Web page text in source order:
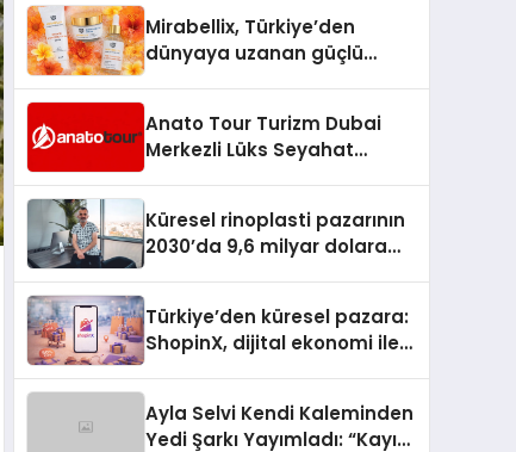
Mirabellix, Türkiye’den
dünyaya uzanan güçlü
Anato Tour Turizm Dubai
Merkezli Lüks Seyahat
Küresel rinoplasti pazarının
2030’da 9,6 milyar dolara
Türkiye’den küresel pazara:
ShopinX, dijital ekonomi ile
Ayla Selvi Kendi Kaleminden
Yedi Şarkı Yayımladı: “Kayıp